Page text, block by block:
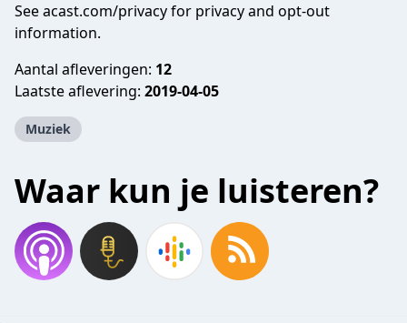
Seeacast.com/privacyfor privacy and opt-out
information.
Aantal afleveringen: 12
Laatste aflevering: 2019-04-05
Muziek
Waar kun je luisteren?